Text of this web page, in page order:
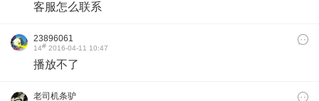
客服怎么联系
23896061
14# 2016-04-11 10:47
播放不了
老司机条驴